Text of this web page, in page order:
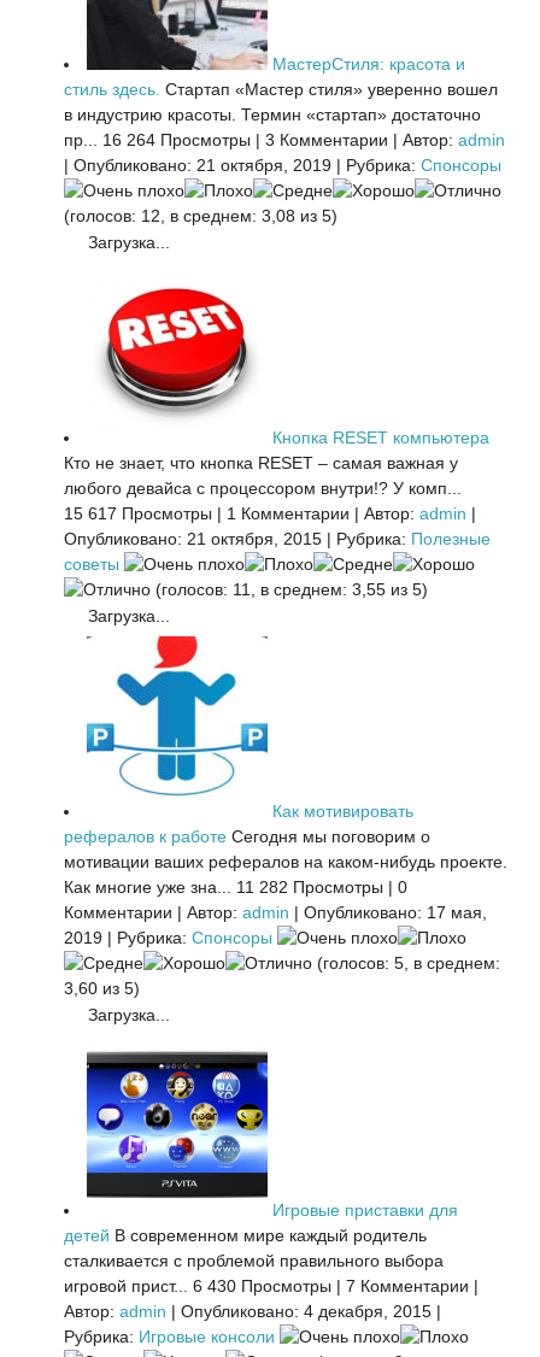
МастерСтиля: красота и
стиль здесь. Стартап «Мастер стиля» уверенно вошел
в индустрию красоты. Термин «стартап» достаточно
пр...
16 264 Просмотры | 3 Комментарии | Автор: admin
| Опубликовано: 21 октября, 2019 | Рубрика: Спонсоры
(голосов: 12, в среднем: 3,08 из 5)
Загрузка...
Кнопка RESET компьютера
Кто не знает, что кнопка RESET – самая важная у
любого девайса с процессором внутри!? У комп...
15 617 Просмотры | 1 Комментарии | Автор: admin |
Опубликовано: 21 октября, 2015 | Рубрика: Полезные
советы
(голосов: 11, в среднем: 3,55 из 5)
Загрузка...
Как мотивировать
рефералов к работе Сегодня мы поговорим о
мотивации ваших рефералов на каком-нибудь проекте.
Как многие уже зна...
11 282 Просмотры | 0
Комментарии | Автор: admin | Опубликовано: 17 мая,
2019 | Рубрика: Спонсоры
(голосов: 5, в среднем:
3,60 из 5)
Загрузка...
Игровые приставки для
детей В современном мире каждый родитель
сталкивается с проблемой правильного выбора
игровой прист...
6 430 Просмотры | 7 Комментарии |
Автор: admin | Опубликовано: 4 декабря, 2015 |
Рубрика: Игровые консоли